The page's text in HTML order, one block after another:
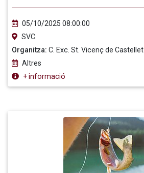
05/10/2025 08:00:00
SVC
Organitza: C. Exc. St. Vicenç de Castellet
Altres
+ informació